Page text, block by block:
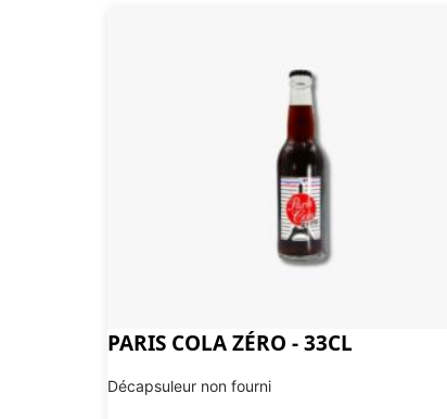
PARIS COLA ZÉRO - 33CL
Décapsuleur non fourni